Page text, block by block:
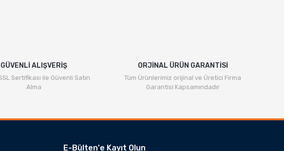
GÜVENLİ ALIŞVERİŞ
Sertifikası ile Güvenli Satın
Alma
ORJİNAL ÜRÜN GARANTİSİ
Tüm Ürünlerimiz orijinal ve Üretici Firma
Garantisi Kapsamındadır
E-Bülten'e Kayıt Olun